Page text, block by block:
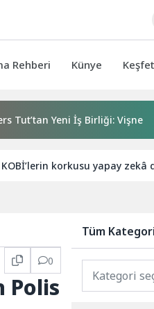
Rehberi Künye Keşfet
Yeni İş Birliği: Vişne
KOBİ’lerin korkusu yapay zekâ
0
Polis
Tüm